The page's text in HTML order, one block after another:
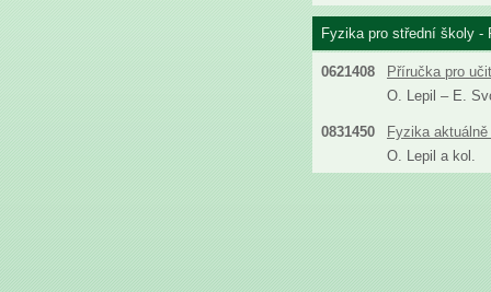
Fyzika pro střední školy -
0621408
Příručka pro
O. Lepil – E.
0831450
Fyzika
O. Lepil a kol.